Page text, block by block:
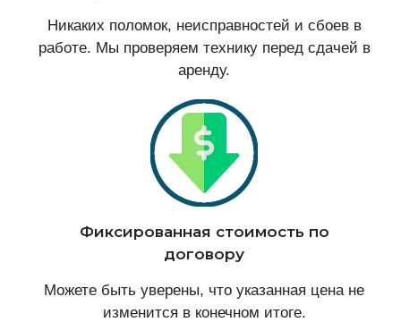
Никаких поломок, неисправностей и сбоев в
работе. Мы проверяем технику перед сдачей в
аренду.
Фиксированная стоимость по
договору
Можете быть уверены, что указанная цена не
изменится в конечном итоге.